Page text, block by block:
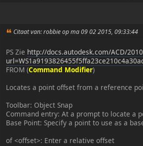
Citaat van: robbie op ma 09 02 2015, 09:33:44
PS Zie http://docs.autodesk.com/ACD/
FROM (Command Modifier)
Locates a point offset from a reference
Toolbar: Object Snap
Command entry: At a prompt to locate a
Base Point: Specify a point to use as a
of <offset>: Enter a relative offset